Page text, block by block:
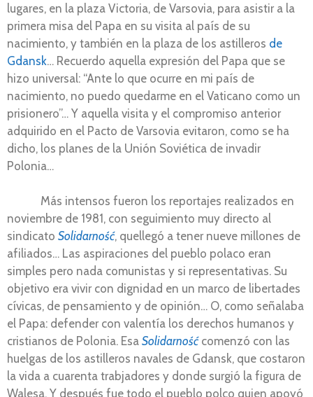
lugares, en la plaza Victoria, de Varsovia, para asistir a la
primera misa del Papa en su visita al país de su
nacimiento, y también en la plaza de los astilleros de
Gdansk… Recuerdo aquella expresión del Papa que se
hizo universal: “Ante lo que ocurre en mi país de
nacimiento, no puedo quedarme en el Vaticano como un
prisionero”… Y aquella visita y el compromiso anterior
adquirido en el Pacto de Varsovia evitaron, como se ha
dicho, los planes de la Unión Soviética de invadir
Polonia…
Más intensos fueron los reportajes realizados en
noviembre de 1981, con seguimiento muy directo al
sindicato Solidarność, quellegó a tener nueve millones de
afiliados… Las aspiraciones del pueblo polaco eran
simples pero nada comunistas y si representativas. Su
objetivo era vivir con dignidad en un marco de libertades
cívicas, de pensamiento y de opinión… O, como señalaba
el Papa: defender con valentía los derechos humanos y
cristianos de Polonia. Esa Solidarnośćcomenzó con las
huelgas de los astilleros navales de Gdansk, que costaron
la vida a cuarenta trabjadores y donde surgió la figura de
Walesa. Y después fue todo el pueblo polco quien apoyó